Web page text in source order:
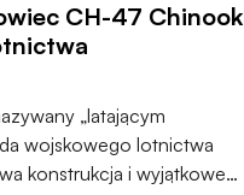
CH-47 Chinook
„latającym
wojskowego lotnictwa
konstrukcja i wyjątkowe